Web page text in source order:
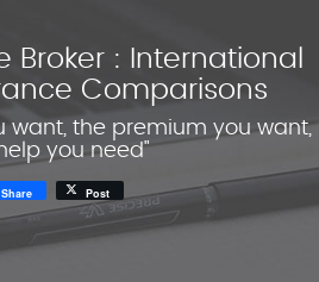
Broker : International
Comparisons
want, the premium you want,
you need"
Share Post